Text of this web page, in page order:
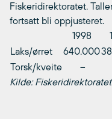
Fiskeridirektoratet.
fortsatt bli oppjusteret.
1998
Laks/ørret
640.000
Torsk/kveite
–
Kilde: Fiskeridirektoratet